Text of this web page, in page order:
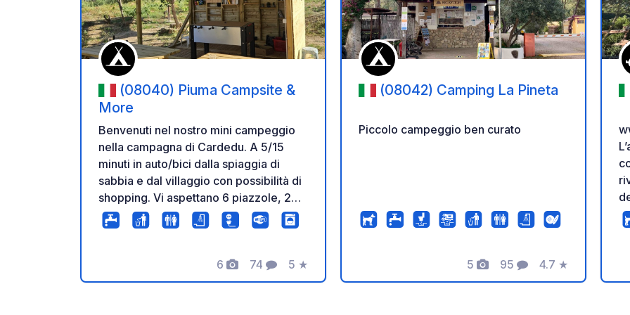
(08040) Piuma Campsite &
More
Benvenuti nel nostro mini campeggio
nella campagna di Cardedu. A 5/15
minuti in auto/bici dalla spiaggia di
sabbia e dal villaggio con possibilità di
shopping. Vi aspettano 6 piazzole, 2
piazzole per tende, 1 casa mobile, 1
appartamento per le vacanze, moderni
lavanderia, barbecue, area comune e
altro ancora, in un'atmosfera familiare.
6
Foto
74
Commenti
5
Valutazione
★
(08042) Camping La Pineta
Piccolo campeggio ben curato
5
Foto
95
Commenti
4.7
Valutazione
★